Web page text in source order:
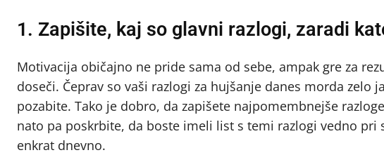
1. Zapišite, kaj so glavni razlogi, zaradi
Motivacija običajno ne pride sama od sebe, ampak gre za
doseči. Čeprav so vaši razlogi za hujšanje danes morda zelo
pozabite. Tako je dobro, da zapišete najpomembnejše
nato pa poskrbite, da boste imeli list s temi razlogi vedno pri
enkrat dnevno.